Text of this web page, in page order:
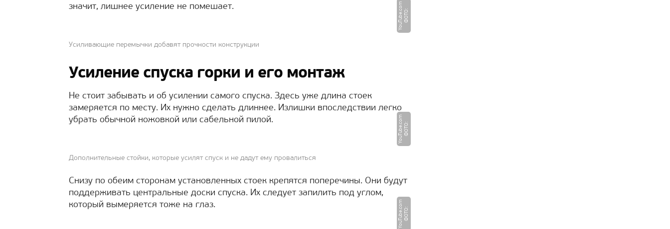
значит, лишнее усиление не помешает.
Ф
О
Т
О
:
Y
o
u
T
u
b
e.
c
o
m
Усиливающие перемычки добавят прочности конструкции
Усиление спуска горки и его монтаж
Не стоит забывать и об усилении самого спуска. Здесь уже длина стоек
замеряется по месту. Их нужно сделать длиннее. Излишки впоследствии легко
убрать обычной ножовкой или сабельной пилой.
Ф
О
Т
О
:
Y
o
u
T
u
b
e.
c
o
m
Дополнительные стойки, которые усилят спуск и не дадут ему провалиться
Снизу по обеим сторонам установленных стоек крепятся поперечины. Они будут
поддерживать центральные доски спуска. Их следует запилить под углом,
который вымеряется тоже на глаз.
Ф
О
Т
О
:
Y
o
u
T
u
b
e.
c
o
m